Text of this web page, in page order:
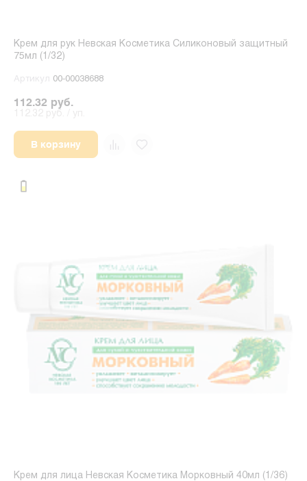
Крем для рук Невская Косметика Силиконовый защитный
75мл (1/32)
Артикул 00-00038688
112.32 руб.
В корзину
Крем для лица Невская Косметика Морковный 40мл (1/36)